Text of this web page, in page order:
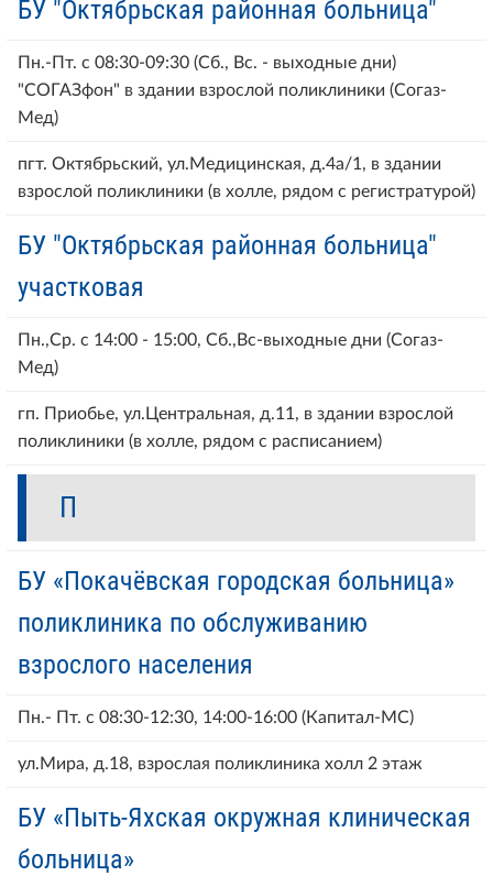
БУ "Октябрьская районная больница"
Пн.-Пт. с 08:30-09:30 (Сб., Вс. - выходные дни)
"СОГАЗфон" в здании взрослой поликлиники (Согаз-
Мед)
пгт. Октябрьский, ул.Медицинская, д.4а/1, в здании
взрослой поликлиники (в холле, рядом с регистратурой)
БУ "Октябрьская районная больница"
участковая
Пн.,Ср. с 14:00 - 15:00, Сб.,Вс-выходные дни (Согаз-
Мед)
гп. Приобье, ул.Центральная, д.11, в здании взрослой
поликлиники (в холле, рядом с расписанием)
П
БУ «Покачёвская городская больница»
поликлиника по обслуживанию
взрослого населения
Пн.- Пт. с 08:30-12:30, 14:00-16:00 (Капитал-МС)
ул.Мира, д.18, взрослая поликлиника холл 2 этаж
БУ «Пыть-Яхская окружная клиническая
больница»